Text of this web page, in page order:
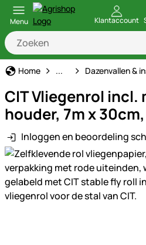
Menu Klantaccount
Home Ongediertebestrijding
... Dazenvallen &
CIT Vliegenrol incl.
houder, 7m x
Inloggen en beoordeling
Productgalerij